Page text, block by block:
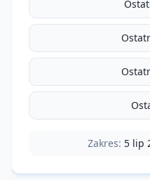
Zakres: 5 lip